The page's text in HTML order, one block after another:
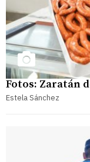
Fotos: Zaratán
Estela Sánchez